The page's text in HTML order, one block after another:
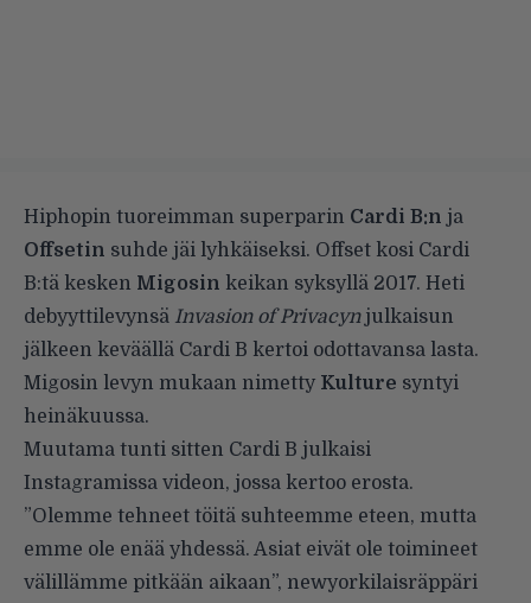
Hiphopin tuoreimman superparin Cardi B:n ja
Offsetin suhde jäi lyhkäiseksi. Offset kosi Cardi
B:tä kesken Migosin keikan syksyllä 2017. Heti
debyyttilevynsä Invasion of Privacynjulkaisun
jälkeen keväällä Cardi B kertoi odottavansa lasta.
Migosin levyn mukaan nimetty Kulture syntyi
heinäkuussa.
Muutama tunti sitten Cardi B julkaisi
Instagramissa videon, jossa kertoo erosta.
”Olemme tehneet töitä suhteemme eteen, mutta
emme ole enää yhdessä. Asiat eivät ole toimineet
välillämme pitkään aikaan”, newyorkilaisräppäri